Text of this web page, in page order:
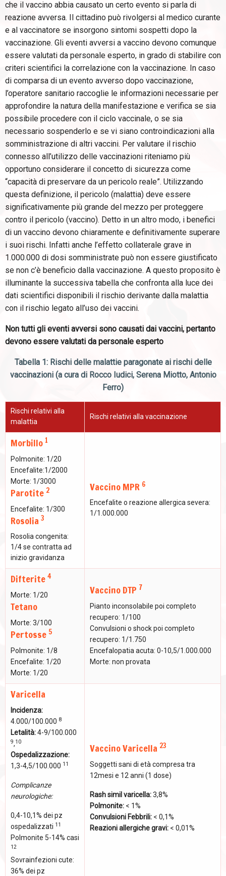
che il vaccino abbia causato un certo evento si parla di
reazione avversa. Il cittadino può rivolgersi al medico curante
e al vaccinatore se insorgono sintomi sospetti dopo la
vaccinazione. Gli eventi avversi a vaccino devono comunque
essere valutati da personale esperto, in grado di stabilire con
criteri scientifici la correlazione con la vaccinazione. In caso
di comparsa di un evento avverso dopo vaccinazione,
l’operatore sanitario raccoglie le informazioni necessarie per
approfondire la natura della manifestazione e verifica se sia
possibile procedere con il ciclo vaccinale, o se sia
necessario sospenderlo e se vi siano controindicazioni alla
somministrazione di altri vaccini. Per valutare il rischio
connesso all’utilizzo delle vaccinazioni riteniamo più
opportuno considerare il concetto di sicurezza come
“capacità di preservare da un pericolo reale”. Utilizzando
questa definizione, il pericolo (malattia) deve essere
significativamente più grande del mezzo per proteggere
contro il pericolo (vaccino). Detto in un altro modo, i benefici
di un vaccino devono chiaramente e definitivamente superare
i suoi rischi. Infatti anche l’effetto collaterale grave in
1.000.000 di dosi somministrate può non essere giustificato
se non c’è beneficio dalla vaccinazione. A questo proposito è
illuminante la successiva tabella che confronta alla luce dei
dati scientifici disponibili il rischio derivante dalla malattia
con il rischio legato all’uso dei vaccini.
Non tutti gli eventi avversi sono causati dai vaccini, pertanto
devono essere valutati da personale esperto
Tabella 1: Rischi delle malattie paragonate ai rischi delle
vaccinazioni (a cura di Rocco Iudici, Serena Miotto, Antonio
Ferro)
Rischi relativi alla
malattia
Rischi relativi alla vaccinazione
Morbillo 1
Polmonite: 1/20
Encefalite:1/2000
Morte: 1/3000
Parotite 2
Encefalite: 1/300
Rosolia 3
Rosolia congenita:
1/4 se contratta ad
inizio gravidanza
Vaccino MPR 6
Encefalite o reazione allergica severa:
1/1.000.000
Difterite 4
Morte: 1/20
Tetano
Morte: 3/100
Pertosse 5
Polmonite: 1/8
Encefalite: 1/20
Morte: 1/20
Vaccino DTP 7
Pianto inconsolabile poi completo
recupero: 1/100
Convulsioni o shock poi completo
recupero: 1/1.750
Encefalopatia acuta: 0-10,5/1.000.000
Morte: non provata
Varicella
Incidenza:
4.000/100.000 8
Letalità:4-9/100.000
9,10
Ospedalizzazione:
1,3-4,5/100.000 11
Complicanze
neurologiche:
0,4-10,1% dei pz
ospedalizzati 11
Polmonite 5-14% casi
12
Sovrainfezioni cute:
36% dei pz
Vaccino Varicella 23
Soggetti sani di età compresa tra
12mesi e 12 anni (1 dose)
Rash simil varicella:3,8%
Polmonite: < 1%
Convulsioni Febbrili: < 0,1%
Reazioni allergiche gravi: < 0,01%